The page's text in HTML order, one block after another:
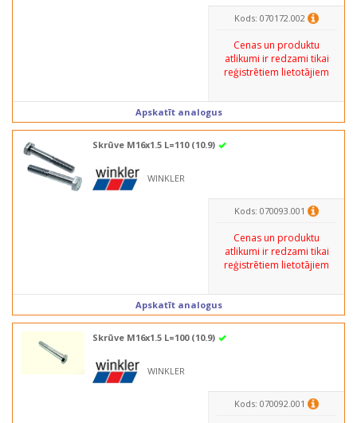
Kods: 070172.002
Cenas un produktu
atlikumi ir redzami tikai
reģistrētiem lietotājiem
Apskatīt analogus
Skrūve M16x1.5 L=110 (10.9)
WINKLER
Kods: 070093.001
Cenas un produktu
atlikumi ir redzami tikai
reģistrētiem lietotājiem
Apskatīt analogus
Skrūve M16x1.5 L=100 (10.9)
WINKLER
Kods: 070092.001